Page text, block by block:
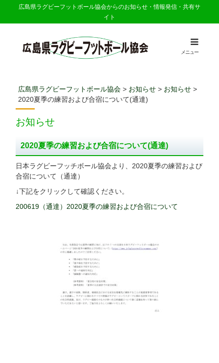
広島県ラグビーフットボール協会からのお知らせ・情報発信・共有サ
イト
メニュー
広島県ラグビーフットボール協会 > お知らせ > お知らせ >
2020夏季の練習および合宿について(通達)
お知らせ
2020夏季の練習および合宿について(通達)
日本ラグビーフッチボール協会より、2020夏季の練習および
合宿について（通達）
↓下記をクリックして確認ください。
200619（通達）2020夏季の練習および合宿について